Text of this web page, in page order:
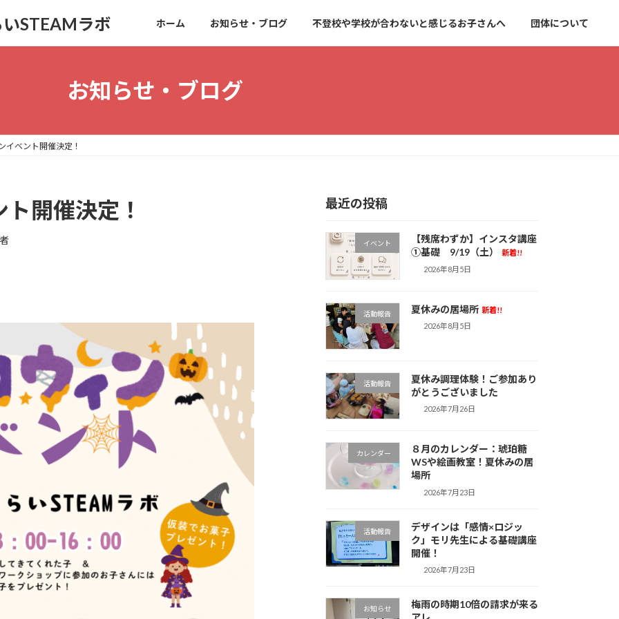
STEAMラボ ホーム お知らせ・ブログ 不登校や学校が合わないと感じるお子さんへ 団体について
お知らせ・ブログ
イベント開催決定！
開催決定！ 最近の投稿
イベント
【残席わずか】インスタ講座
①基礎 9/19（土）
新着!!
2026年8月5日
活動報告 夏休みの居場所 新着!!
2026年8月5日
活動報告
夏休み調理体験！ご参加あり
がとうございました
2026年7月26日
カレンダー
８月のカレンダー：琥珀糖
WSや絵画教室！夏休みの居
場所
2026年7月23日
活動報告
デザインは「感情×ロジッ
ク」モリ先生による基礎講座
開催！
2026年7月23日
お知らせ
梅雨の時期10倍の請求が来る